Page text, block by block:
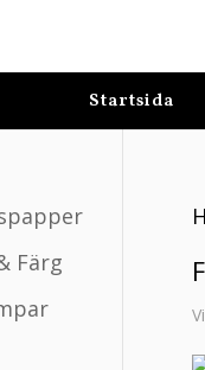
Startsida
Färg